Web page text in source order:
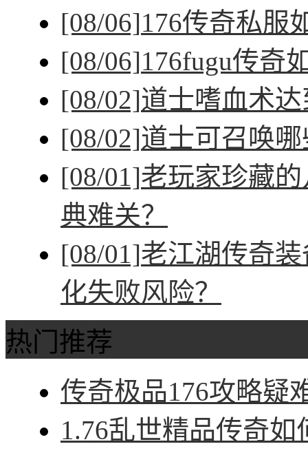
[08/06]176传奇私服
[08/06]176fugu传奇
[08/02]道士嗜血术
[08/02]道士可召唤
[08/01]老玩家珍藏
典难关？
[08/01]老江湖传奇
化失败风险？
热门推荐
传奇极品176攻略疑
1.76乱世精品传奇